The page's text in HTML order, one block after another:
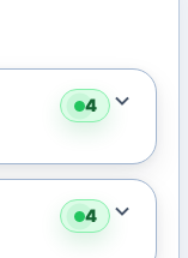
4
4